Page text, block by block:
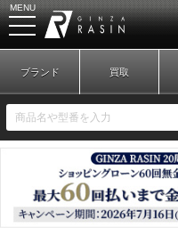
MENU
新規会員登録
ブランド 買取